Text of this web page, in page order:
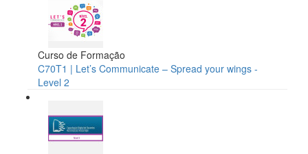
Curso de Formação
C70T1 | Let’s Communicate – Spread your wings -
Level 2